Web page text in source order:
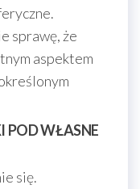
sprawę, że
aspektem
POD WŁASNE
się.